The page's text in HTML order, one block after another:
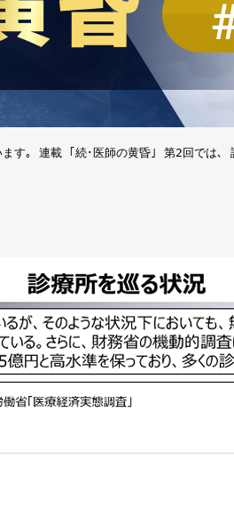
す｡ 連載 ｢続･医師の黄昏｣ 第2回では､